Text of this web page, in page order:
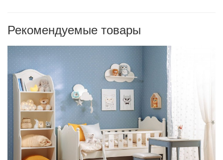
Рекомендуемые товары